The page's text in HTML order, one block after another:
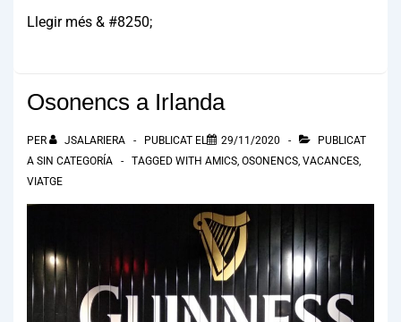
Llegir més & #8250;
Osonencs a Irlanda
PER JSALARIERA PUBLICAT EL 29/11/2020
PUBLICAT
A SIN CATEGORÍA TAGGED WITH AMICS OSONENCS VACANCES
VIATGE